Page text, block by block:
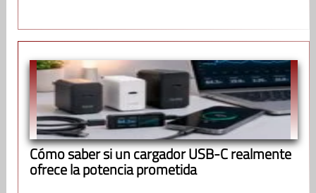
Cómo saber si un cargador USB-C realmente
ofrece la potencia prometida